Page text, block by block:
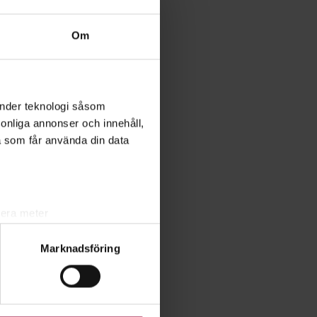
Om
teknologi såsom
annonser och innehåll,
får använda din data
meter
. Du kan ändra
Vissa kakor är
Marknadsföring